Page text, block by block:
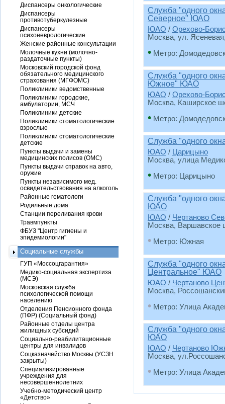
Служба "одного
Северное" ЮАО
ЮАО / Орехово-
Москва, ул.
• Метро:
Служба "одного
Южное" ЮАО
ЮАО / Орехово-
Москва, Каширское
• Метро:
Служба "одного
ЮАО / Царицыно
Москва, улица
• Метро: Царицыно
Служба "одного
ЮАО
ЮАО / Чертаново
Москва, Варшавское
• Метро: Южная
Служба "одного
Центральное" ЮАО
ЮАО / Чертаново
Москва,
• Метро: Улица
Служба "одного
ЮАО
ЮАО / Чертаново
Москва,
• Метро: Улица
Диспансеры онкологические
Диспансеры
противотуберкулезные
Диспансеры
психоневрологические
Женские районные консультации
Молочные кухни (молочно-
раздаточные пункты)
Московский городской фонд
обязательного медицинского
страхования (МГФОМС)
Поликлиники ведомственные
Поликлиники городские,
амбулатории, МСЧ
Поликлиники детские
Поликлиники стоматологические
взрослые
Поликлиники стоматологические
детские
Пункты выдачи и замены
медицинских полисов (ОМС)
Пункты выдачи справок на авто,
оружие
Пункты независимого мед.
освидетельствования на алкоголь
Районные гематологи
Родильные дома
Станции переливания крови
Травмпункты
ФБУЗ "Центр гигиены и
эпидемиологии"
Социальные службы
ГУП «Моссоцгарантия»
Медико-социальная экспертиза
(МСЭ)
Московская служба
психологической помощи
населению
Отделения Пенсионного фонда
(ПФР) (Социальный фонд)
Районные отделы центра
жилищных субсидий
Социально-реабилитационные
центры для инвалидов
Соцказначейство Москвы (УСЗН
закрыты)
Специализированные
учреждения для
несовершеннолетних
Учебно-методический центр
«Детство»